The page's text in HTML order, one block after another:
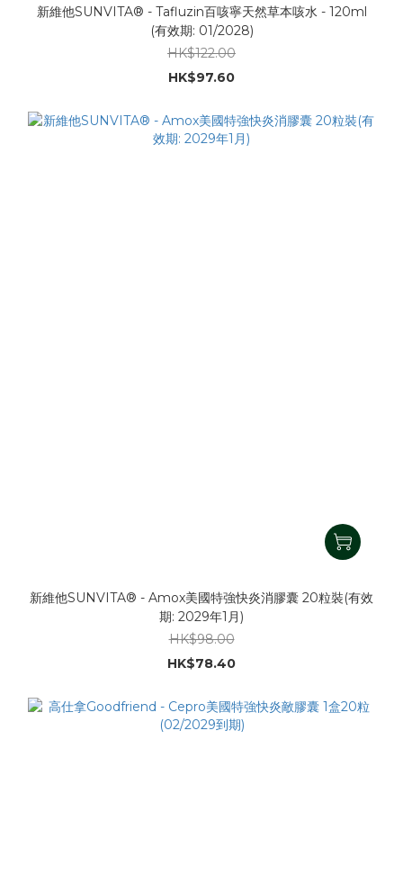
新維他SUNVITA® - Tafluzin百咳寧天然草本咳水 - 120ml
(有效期: 01/2028)
HK$122.00
HK$97.60
新維他SUNVITA® - Amox美國特強快炎消膠囊 20粒裝(有效
期: 2029年1月)
HK$98.00
HK$78.40